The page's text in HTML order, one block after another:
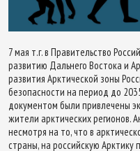
7 мая т.г. в Правительство
развитию Дальнего Востока и
развития Арктической зоны
безопасности на период до
документом были привлечены
жители арктических регионов.
несмотря на то, что в
страны, на российскую